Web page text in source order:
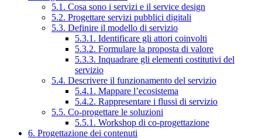
5.1. Cosa sono i servizi e il service design
5.2. Progettare servizi pubblici digitali
5.3. Definire il modello di servizio
5.3.1. Identificare gli attori coinvolti
5.3.2. Formulare la proposta di valore
5.3.3. Inquadrare gli elementi costitutivi del
servizio
5.4. Descrivere il funzionamento del servizio
5.4.1. Mappare l’ecosistema
5.4.2. Rappresentare i flussi di servizio
5.5. Co-progettare le soluzioni
5.5.1. Workshop di co-progettazione
6. Progettazione dei contenuti